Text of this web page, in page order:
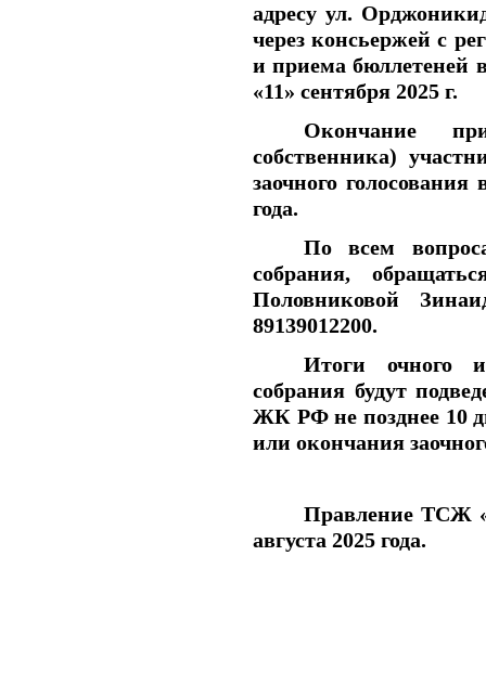
адресу ул.
через консьержей с
и приема бюллетеней
«11» сентября 2025 г.
Окончание
собственника)
заочного голосования
года.
По всем
собрания,
Половниковой
89139012200.
Итоги очного
собрания будут
ЖК РФ не позднее 10
или окончания
Правление
августа 2025 года.